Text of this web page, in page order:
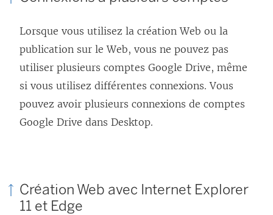
s
’
o
u
v
a
Lorsque vous utilisez la création Web ou la
publication sur le Web, vous ne pouvez pas
utiliser plusieurs comptes Google Drive, même
si vous utilisez différentes connexions. Vous
pouvez avoir plusieurs connexions de comptes
Google Drive dans Desktop.
Création Web avec Internet Explorer
11 et Edge